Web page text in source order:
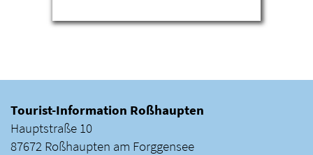
Tourist-Information Roßhaupten
Hauptstraße 10
87672 Roßhaupten am Forggensee